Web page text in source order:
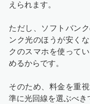
えられます。
ただし、ソフトバン
ンク光のほうが安く
クのスマホを使って
めるからです。
そのため、料金を重
準に光回線を選ぶべき